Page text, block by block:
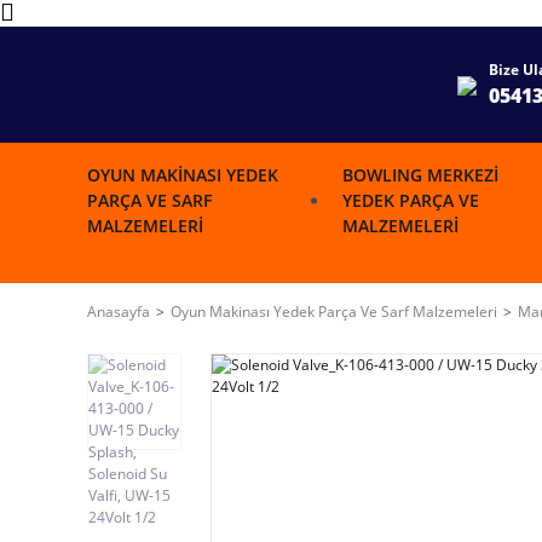
Bize
OYUN MAKINASI YEDEK
PARÇA VE SARF
MALZEMELERI
BOWLING MERKEZI
YEDEK PARÇA VE
MALZEMELERI
Anasayfa Oyun Makinası Yedek Parça Ve Sarf Malzemeleri